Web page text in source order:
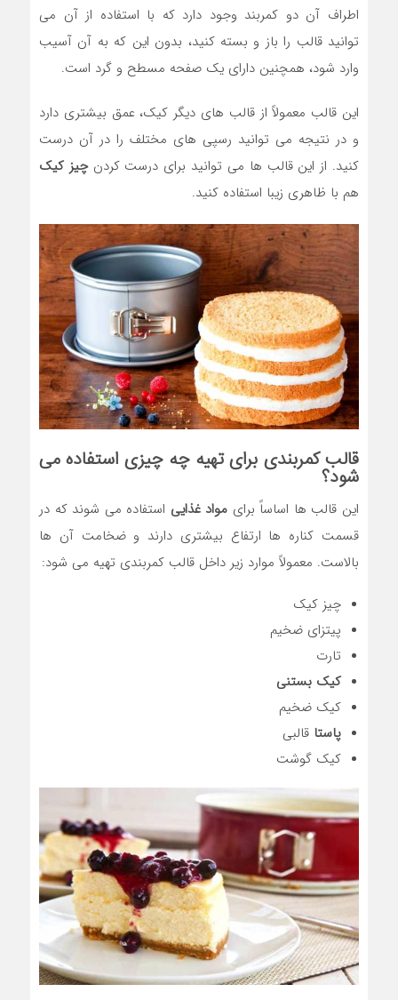
اطراف آن دو کمربند وجود دارد که با استفاده از آن می
توانید قالب را باز و بسته کنید، بدون این که به آن آسیب
وارد شود، همچنین دارای یک صفحه مسطح و گرد است.
این قالب معمولاً از قالب های دیگر کیک، عمق بیشتری دارد
و در نتیجه می توانید رسپی های مختلف را در آن درست
کنید. از این قالب ها می توانید برای درست کردنچیز کیک
هم با ظاهری زیبا استفاده کنید.
قالب کمربندی برای تهیه چه چیزی استفاده می
شود؟
این قالب ها اساساً برای مواد غذایی استفاده می شوند که در
قسمت کناره ها ارتفاع بیشتری دارند و ضخامت آن ها
بالاست. معمولاً موارد زیر داخل قالب کمربندی تهیه می شود:
چیز کیک
پیتزای ضخیم
تارت
کیک بستنی
کیک ضخیم
پاستا قالبی
کیک گوشت